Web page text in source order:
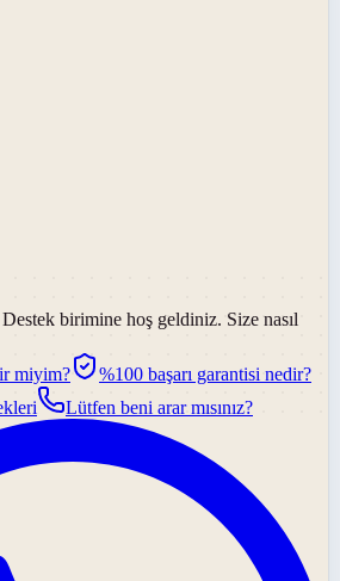
birimine hoş geldiniz. Size nasıl
miyim?
%100 başarı garantisi nedir?
Lütfen beni arar mısınız?